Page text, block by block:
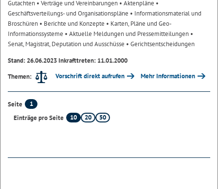
Gutachten • Verträge und Vereinbarungen • Aktenpläne •
Geschäftsverteilungs- und Organisationspläne • Informationsmaterial und
Broschüren • Berichte und Konzepte • Karten, Pläne und Geo-
Informationssysteme • Aktuelle Meldungen und Pressemitteilungen •
Senat, Magistrat, Deputation und Ausschüsse • Gerichtsentscheidungen
Stand: 26.06.2023 Inkrafttreten: 11.01.2000
Themen:
Vorschrift direkt aufrufen Mehr Informationen
Seite
1
Einträge pro Seite
10 20 50